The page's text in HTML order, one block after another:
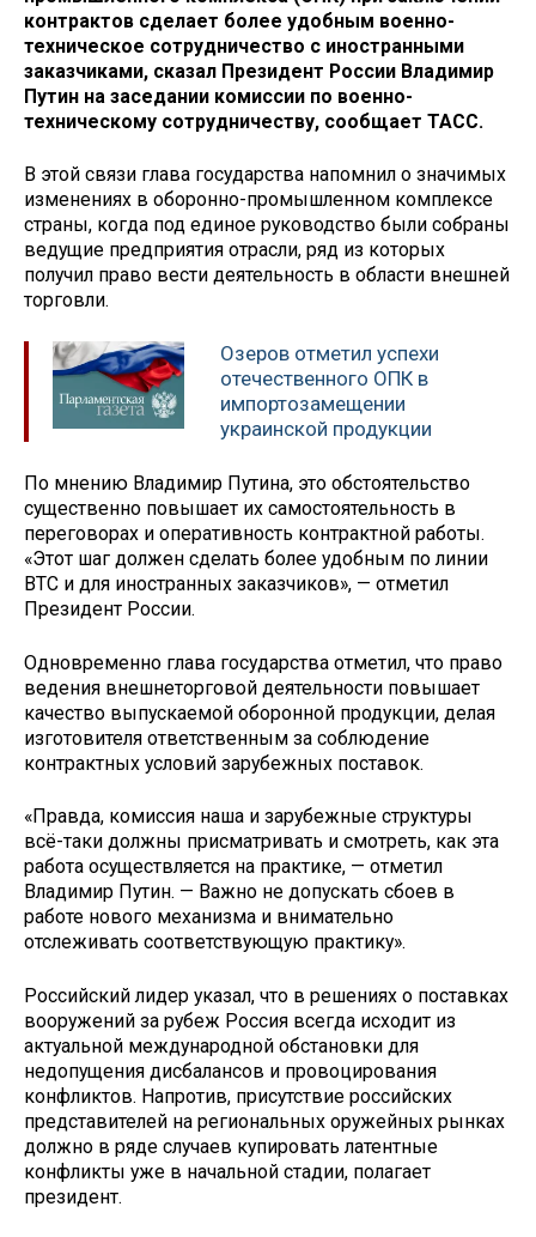
контрактов сделает более удобным военно-
техническое сотрудничество с иностранными
заказчиками, сказал Президент России Владимир
Путин на заседании комиссии по военно-
техническому сотрудничеству, сообщает ТАСС.
В этой связи глава государства напомнил о значимых
изменениях в оборонно-промышленном комплексе
страны, когда под единое руководство были собраны
ведущие предприятия отрасли, ряд из которых
получил право вести деятельность в области внешней
торговли.
Озеров отметил успехи
отечественного ОПК в
импортозамещении
украинской продукции
По мнению Владимир Путина, это обстоятельство
существенно повышает их самостоятельность в
переговорах и оперативность контрактной работы.
«Этот шаг должен сделать более удобным по линии
ВТС и для иностранных заказчиков», — отметил
Президент России.
Одновременно глава государства отметил, что право
ведения внешнеторговой деятельности повышает
качество выпускаемой оборонной продукции, делая
изготовителя ответственным за соблюдение
контрактных условий зарубежных поставок.
«Правда, комиссия наша и зарубежные структуры
всё-таки должны присматривать и смотреть, как эта
работа осуществляется на практике, — отметил
Владимир Путин. — Важно не допускать сбоев в
работе нового механизма и внимательно
отслеживать соответствующую практику».
Российский лидер указал, что в решениях о поставках
вооружений за рубеж Россия всегда исходит из
актуальной международной обстановки для
недопущения дисбалансов и провоцирования
конфликтов. Напротив, присутствие российских
представителей на региональных оружейных рынках
должно в ряде случаев купировать латентные
конфликты уже в начальной стадии, полагает
президент.